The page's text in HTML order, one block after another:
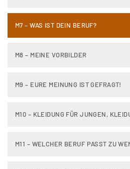
M7 – WAS IST DEIN BERUF?
M8 – MEINE VORBILDER
M9 – EURE MEINUNG IST GEFRAGT!
M10 – KLEIDUNG FÜR JUNGEN,
M11 – WELCHER BERUF PASST ZU